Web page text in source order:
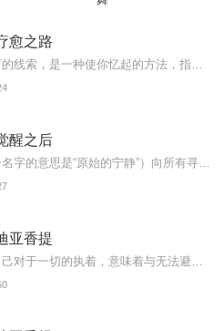
愈之路
醒之后
亚香提